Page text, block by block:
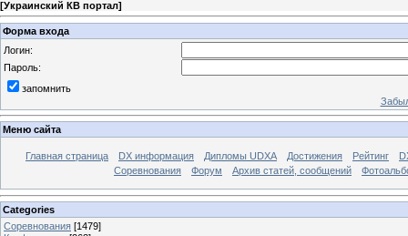
[Украинский КВ портал]
Форма входа
Логин:
Пароль:
запомнить
Меню сайта
Главная страница DX информация Дипломы UDXA Достижения Рейтинг
Соревнования
Форум Архив статей, сообщений
Categories
Соревнования [1479]